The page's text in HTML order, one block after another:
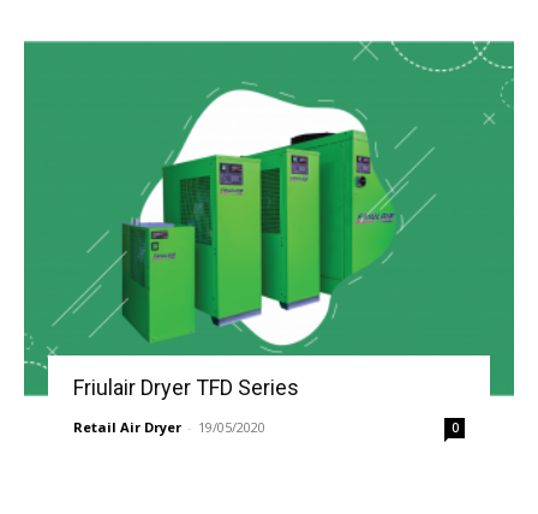
Friulair Dryer TFD Series
Retail Air Dryer - 19/05/2020 0